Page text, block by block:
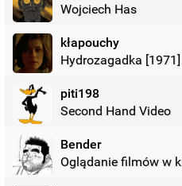
Wojciech Has
kłapouchy
Hydrozagadka
piti198
Second Hand Video
Bender
Oglądanie filmów w